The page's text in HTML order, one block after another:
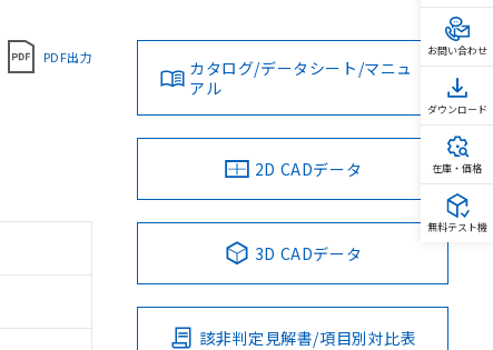
PDF出力
カタログ/データシート/マニュ
アル
2D CADデータ
3D CADデータ
該非判定見解書/項目別対比表
お問い合わせ
ダウンロード
在庫・価格
無料テスト機